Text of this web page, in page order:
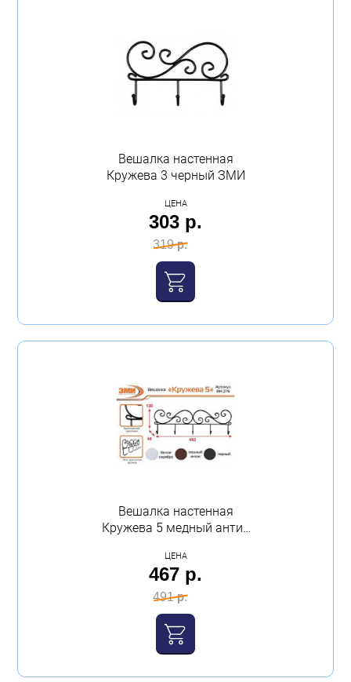
Вешалка настенная
Кружева 3 черный ЗМИ
ЦЕНА
303 р.
319 р.
Вешалка настенная
Кружева 5 медный антик
ЦЕНА
467 р.
491 р.